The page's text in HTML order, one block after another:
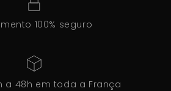
100% seguro
a 48h em toda a França